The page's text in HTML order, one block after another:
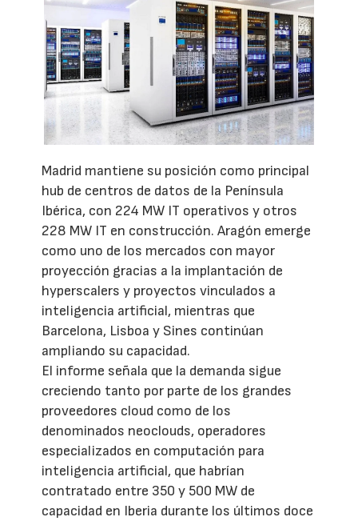
Madrid mantiene su posición como principal
hub de centros de datos de la Península
Ibérica, con 224 MW IT operativos y otros
228 MW IT en construcción. Aragón emerge
como uno de los mercados con mayor
proyección gracias a la implantación de
hyperscalers y proyectos vinculados a
inteligencia artificial, mientras que
Barcelona, Lisboa y Sines continúan
ampliando su capacidad.
El informe señala que la demanda sigue
creciendo tanto por parte de los grandes
proveedores cloud como de los
denominados neoclouds, operadores
especializados en computación para
inteligencia artificial, que habrían
contratado entre 350 y 500 MW de
capacidad en Iberia durante los últimos doce